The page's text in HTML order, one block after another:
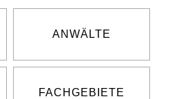
ANWÄLTE
FACHGEBIETE